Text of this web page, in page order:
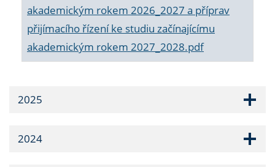
akademickým rokem 2026_2027 a příprav
přijímacího řízení ke studiu začínajícímu
akademickým rokem 2027_2028.pdf
2025
2024